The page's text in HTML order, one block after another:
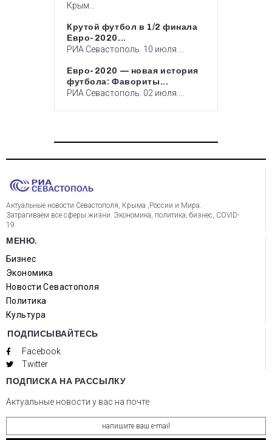
Крым...
Крутой футбол в 1/2 финала
Евро-2020...
РИА Севастополь. 10 июля....
Евро-2020 — новая история
футбола: Фавориты...
РИА Севастополь. 02 июля....
Актуальные новости Севастополя, Крыма ,России и Мира.
Затрагиваем все сферы жизни. Экономика, политика, бизнес, COVID-
19.
МЕНЮ.
Бизнес
Экономика
Новости Севастополя
Политика
Культура
ПОДПИСЫВАЙТЕСЬ
Facebook
Twitter
ПОДПИСКА НА РАССЫЛКУ
Актуальные новости у вас на почте